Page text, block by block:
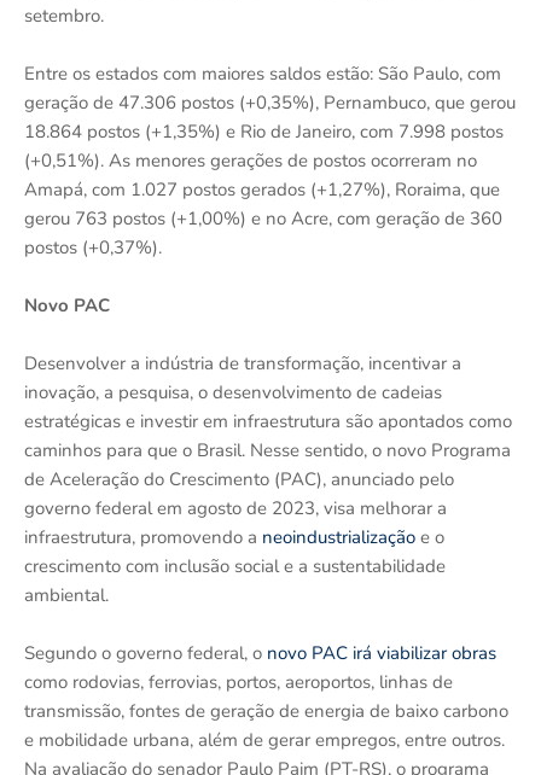
setembro.
Entre os estados com maiores saldos estão: São Paulo, com
geração de 47.306 postos (+0,35%), Pernambuco, que gerou
18.864 postos (+1,35%) e Rio de Janeiro, com 7.998 postos
(+0,51%). As menores gerações de postos ocorreram no
Amapá, com 1.027 postos gerados (+1,27%), Roraima, que
gerou 763 postos (+1,00%) e no Acre, com geração de 360
postos (+0,37%).
Novo PAC
Desenvolver a indústria de transformação, incentivar a
inovação, a pesquisa, o desenvolvimento de cadeias
estratégicas e investir em infraestrutura são apontados como
caminhos para que o Brasil. Nesse sentido, o novo Programa
de Aceleração do Crescimento (PAC), anunciado pelo
governo federal em agosto de 2023, visa melhorar a
infraestrutura, promovendo a neoindustrialização e o
crescimento com inclusão social e a sustentabilidade
ambiental.
Segundo o governo federal, o novo PAC irá viabilizar obras
como rodovias, ferrovias, portos, aeroportos, linhas de
transmissão, fontes de geração de energia de baixo carbono
e mobilidade urbana, além de gerar empregos, entre outros.
Na avaliação do senador Paulo Paim (PT-RS), o programa